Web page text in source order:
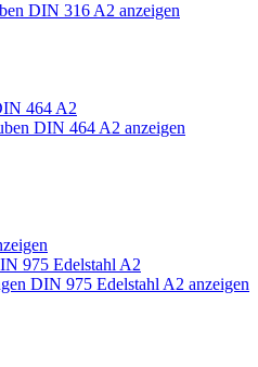
DIN 316 A2 anzeigen
464 A2
DIN 464 A2 anzeigen
975 Edelstahl A2
DIN 975 Edelstahl A2 anzeigen